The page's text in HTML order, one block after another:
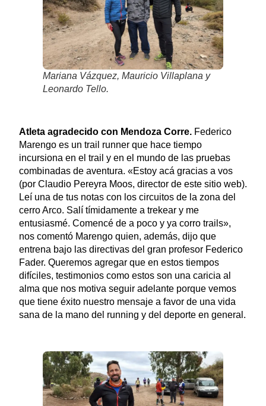
Mariana Vázquez, Mauricio Villaplana y
Leonardo Tello.
Atleta agradecido con Mendoza Corre.Federico
Marengo es un trail runner que hace tiempo
incursiona en el trail y en el mundo de las pruebas
combinadas de aventura. «Estoy acá gracias a vos
(por Claudio Pereyra Moos, director de este sitio web).
Leí una de tus notas con los circuitos de la zona del
cerro Arco. Salí tímidamente a trekear y me
entusiasmé. Comencé de a poco y ya corro trails»,
nos comentó Marengo quien, además, dijo que
entrena bajo las directivas del gran profesor Federico
Fader. Queremos agregar que en estos tiempos
difíciles, testimonios como estos son una caricia al
alma que nos motiva seguir adelante porque vemos
que tiene éxito nuestro mensaje a favor de una vida
sana de la mano del running y del deporte en general.